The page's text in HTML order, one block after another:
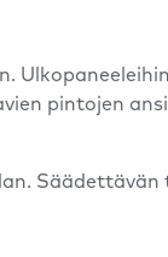
pintojen